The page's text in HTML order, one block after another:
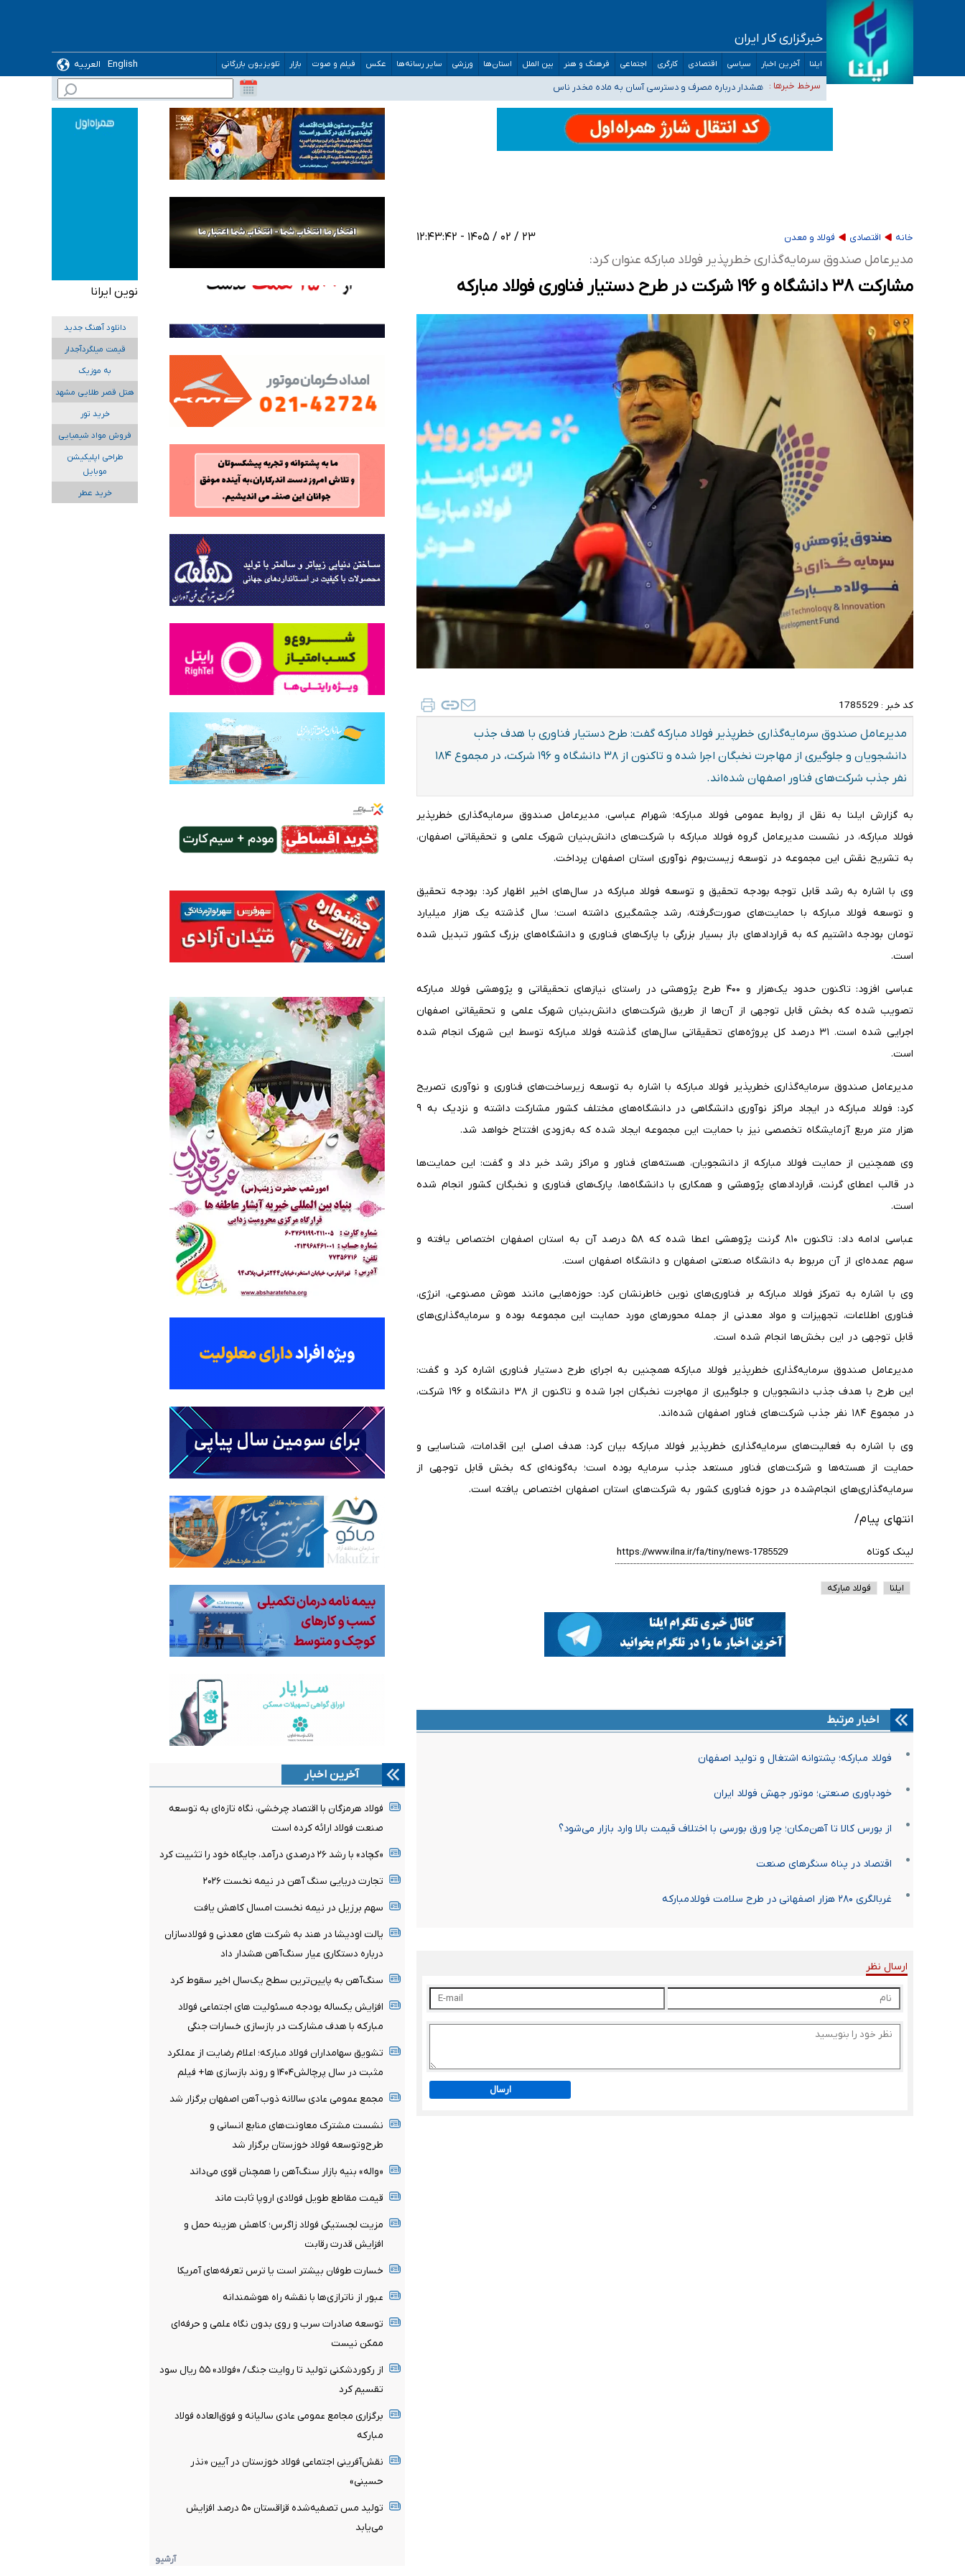
خبرگزاری کار ایران
ایلنا آخرین اخبار سیاسی اقتصادی کارگری اجتماعی فرهنگ و هنر بین الملل استان‌ها ورزشی سایر رسانه‌ها عکس فیلم و صوت بازار تلویزیون بازرگانی English
العربیه
سرخط خبرها :
ثبت‌نام بخش عمده دانش‌آموزان مدارس ایرانی امارات در کشور/ درباره محصلان باقی‌مانده در دبی متناسب با شرایط جدید تصمیم‌گیری می‌شود
هشدار درباره مصرف و دسترسی آسان به ماده مخدر ناس
بازگشت اساتید دانشگاه فرهنگیان به کجا رسید؟
۵۵۶ هزار نفر در صف وام ازدواج/ بانک سرمایه با وجود ۲۵۰ متقاضی، تاکنون هیچ فقره وامی پرداخت نکرده است
کسانی که خواهان ادامه جنگ هستند، برنامه خود را برای اداره کشور ارائه کنند
خانه اقتصادی فولاد و معدن ۲۳ / ۰۲ / ۱۴۰۵ - ۱۲:۴۳:۴۲
مدیرعامل صندوق سرمایه‌گذاری خطرپذیر فولاد مبارکه عنوان کرد:
مشارکت ۳۸ دانشگاه و ۱۹۶ شرکت در طرح دستیار فناوری فولاد مبارکه
کد خبر : 1785529
مدیرعامل صندوق سرمایه‌گذاری خطرپذیر فولاد مبارکه گفت: طرح دستیار فناوری با هدف جذب
دانشجویان و جلوگیری از مهاجرت نخبگان اجرا شده و تاکنون از ۳۸ دانشگاه و ۱۹۶ شرکت، در مجموع ۱۸۴
نفر جذب شرکت‌های فناور اصفهان شده‌اند.
به گزارش ایلنا به نقل از روابط عمومی فولاد مبارکه؛ شهرام عباسی، مدیرعامل صندوق سرمایه‌گذاری خطرپذیر
فولاد مبارکه، در نشست مدیرعامل گروه فولاد مبارکه با شرکت‌های دانش‌بنیان شهرک علمی و تحقیقاتی اصفهان،
به تشریح نقش این مجموعه در توسعه زیست‌بوم نوآوری استان اصفهان پرداخت.
وی با اشاره به رشد قابل توجه بودجه تحقیق و توسعه فولاد مبارکه در سال‌های اخیر اظهار کرد: بودجه تحقیق
و توسعه فولاد مبارکه با حمایت‌های صورت‌گرفته، رشد چشمگیری داشته است؛ سال گذشته یک هزار میلیارد
تومان بودجه داشتیم که به قراردادهای باز بسیار بزرگی با پارک‌های فناوری و دانشگاه‌های بزرگ کشور تبدیل شده
است.
عباسی افزود: تاکنون حدود یک‌هزار و ۴۰۰ طرح پژوهشی در راستای نیازهای تحقیقاتی و پژوهشی فولاد مبارکه
تصویب شده که بخش قابل توجهی از آن‌ها از طریق شرکت‌های دانش‌بنیان شهرک علمی و تحقیقاتی اصفهان
اجرایی شده است. ۳۱ درصد کل پروژه‌های تحقیقاتی سال‌های گذشته فولاد مبارکه توسط این شهرک انجام شده
است.
مدیرعامل صندوق سرمایه‌گذاری خطرپذیر فولاد مبارکه با اشاره به توسعه زیرساخت‌های فناوری و نوآوری تصریح
کرد: فولاد مبارکه در ایجاد مراکز نوآوری دانشگاهی در دانشگاه‌های مختلف کشور مشارکت داشته و نزدیک به ۹
هزار متر مربع آزمایشگاه تخصصی نیز با حمایت این مجموعه ایجاد شده که به‌زودی افتتاح خواهد شد.
وی همچنین از حمایت فولاد مبارکه از دانشجویان، هسته‌های فناور و مراکز رشد خبر داد و گفت: این حمایت‌ها
در قالب اعطای گرنت، قراردادهای پژوهشی و همکاری با دانشگاه‌ها، پارک‌های فناوری و نخبگان کشور انجام شده
است.
عباسی ادامه داد: تاکنون ۸۱۰ گرنت پژوهشی اعطا شده که ۵۸ درصد آن به استان اصفهان اختصاص یافته و
سهم عمده‌ای از آن مربوط به دانشگاه صنعتی اصفهان و دانشگاه اصفهان است.
وی با اشاره به تمرکز فولاد مبارکه بر فناوری‌های نوین خاطرنشان کرد: حوزه‌هایی مانند هوش مصنوعی، انرژی،
فناوری اطلاعات، تجهیزات و مواد معدنی از جمله محورهای مورد حمایت این مجموعه بوده و سرمایه‌گذاری‌های
قابل توجهی در این بخش‌ها انجام شده است.
مدیرعامل صندوق سرمایه‌گذاری خطرپذیر فولاد مبارکه همچنین به اجرای طرح دستیار فناوری اشاره کرد و گفت:
این طرح با هدف جذب دانشجویان و جلوگیری از مهاجرت نخبگان اجرا شده و تاکنون از ۳۸ دانشگاه و ۱۹۶ شرکت،
در مجموع ۱۸۴ نفر جذب شرکت‌های فناور اصفهان شده‌اند.
وی با اشاره به فعالیت‌های سرمایه‌گذاری خطرپذیر فولاد مبارکه بیان کرد: هدف اصلی این اقدامات، شناسایی و
حمایت از هسته‌ها و شرکت‌های فناور مستعد جذب سرمایه بوده است؛ به‌گونه‌ای که بخش قابل توجهی از
سرمایه‌گذاری‌های انجام‌شده در حوزه فناوری کشور به شرکت‌های استان اصفهان اختصاص یافته است.
انتهای پیام/
لینک کوتاه
ایلنا فولاد مبارکه
اخبار مرتبط
فولاد مبارکه؛ پشتوانه اشتغال و تولید اصفهان
خودباوری صنعتی؛ موتور جهش فولاد ایران
از بورس کالا تا آهن‌مکان؛ چرا ورق بورسی با اختلاف قیمت بالا وارد بازار می‌شود؟
اقتصاد در پناه سنگرهای صنعت
غربالگری ۲۸۰ هزار اصفهانی در طرح سلامت فولادمبارکه
ارسال نظر
ارسال
آخرین اخبار
فولاد هرمزگان با اقتصاد چرخشی، نگاه تازه‌ای به توسعه
صنعت فولاد ارائه کرده است
«کچاد» با رشد ۲۶ درصدی درآمد، جایگاه خود را تثبیت کرد
تجارت دریایی سنگ آهن در نیمه نخست ۲۰۲۶
سهم برزیل در نیمه نخست امسال کاهش یافت
یالت اودیشا در هند به شرکت های معدنی و فولادسازان
درباره دستکاری عیار سنگ‌آهن هشدار داد
سنگ‌آهن به پایین‌ترین سطح یک‌سال اخیر سقوط کرد
افزایش یکساله بودجه مسئولیت های اجتماعی فولاد
مبارکه با هدف مشارکت در بازسازی خسارات جنگی
تشویق سهامداران فولاد مبارکه؛ اعلام رضایت از عملکرد
مثبت در سال پرچالش۱۴۰۴ و روند بازسازی ها+ فیلم
مجمع عمومی عادی سالانه ذوب آهن اصفهان برگزار شد
نشست مشترک معاونت‌های منابع انسانی و
طرح‌وتوسعه فولاد خوزستان برگزار شد
«واله» بنیه بازار سنگ‌آهن را همچنان قوی می‌داند
قیمت مقاطع طویل فولادی اروپا ثابت ماند
مزیت لجستیکی فولاد زاگرس؛ کاهش هزینه حمل و
افزایش قدرت رقابت
خسارت طوفان بیشتر است یا ترس تعرفه‌های آمریکا
عبور از ناترازی‌ها با نقشه راه هوشمندانه
توسعه صادرات سرب و روی بدون نگاه علمی و حرفه‌ای
ممکن نیست
از رکوردشکنی تولید تا روایت جنگ/ «فولاد» ۵۵ ریال سود
تقسیم کرد
برگزاری مجامع عمومی عادی سالیانه و فوق‌العاده فولاد
مبارکه
نقش‌آفرینی اجتماعی فولاد خوزستان در آیین «نذر
حسینی»
تولید مس تصفیه‌شده قزاقستان ۵۰ درصد افزایش
می‌یابد
آرشیو
نوین ایرانا
دانلود آهنگ جدید
قیمت میلگردآجدار
به موزیک
هتل قصر طلایی مشهد
خرید تور
فروش مواد شیمیایی
طراحی اپلیکیشن
موبایل
خرید عطر